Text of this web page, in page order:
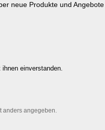
neue Produkte und Angebote
einverstanden.
anders angegeben.